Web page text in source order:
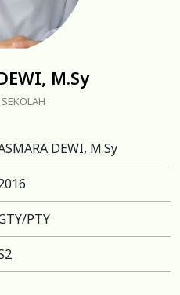
M.Sy
DEWI, M.Sy
PTY